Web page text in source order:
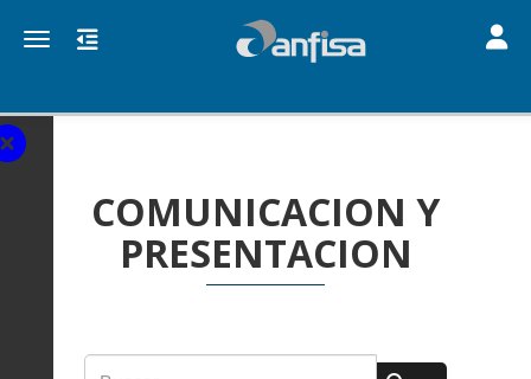
Toggle navigation
COMUNICACION Y
PRESENTACION